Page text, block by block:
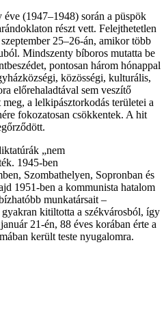
(1947–1948) során a püspök
részt vett. Felejthetetlen
25–26-án, amikor több
Mindszenty bíboros mutatta be
pontosan három hónappal
közösségi, kulturális,
előrehaladtával sem veszítő
a lelkipásztorkodás területei a
fokozatosan csökkentek. A hit
„nem
1945-ben
Szombathelyen, Sopronban és
1951-ben a kommunista hatalom
munkatársait –
gyakran kitiltotta a székvárosból, így
21-én, 88 éves korában érte a
került teste nyugalomra.